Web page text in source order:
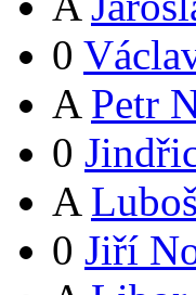
0
A Petr
0
A
0 Jiří